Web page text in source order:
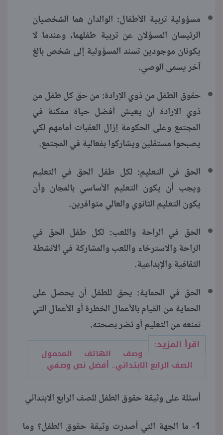
مسؤولية تربية الأطفال: الوالدان هما الشخصيان
الرئيسان المسؤلان عن تربية طفلهما، وعندما لا
يكونان موجودين تسند المسؤولية إلى شخص بالغ
آخر يسمى الوصي.
حقوق الطفل من ذوي الإرادة: من حق كل طفل من
ذوي الإرادة أن يعيش أفضل حياة ممكنة في
المجتمع وعلى الحكومة إزال العقبات أمامهم لكي
يصبحوا مستقلين ويشاركوا بفعالية في المجتمع.
الحق في التعليم: لكل طفل الحق في التعليم
ويجب أن يكون التعليم الأساسي بالمجان وأن
يكون التعليم الثانوي والعالي متوافرين.
الحق في الراحة واللعب: لكل طفل الحق في
الراحة والاسترخاء واللعب والمشاركة في الأنشطة
الثقافية والإبداعية.
الحق في الحماية: يحق للطفل أن يحصل على
الحماية من القيام بالأعمال الخطرة أو الأعمال التي
تمنعه من التعليم أو تضر بصحته.
اقرأ المزيد:
وصف الهاتف المحمول
الصف الرابع الابتدائي.. أفضل نص وصفي
أسئلة على وثيقة حقوق الطفل للصف الرابع الابتدائي
1- ما الجهة التي أصدرت وثيقة حقوق الطفل؟ وما